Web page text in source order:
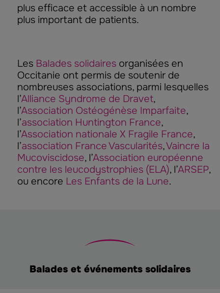
plus efficace et accessible à un nombre
plus important de patients.
Les Balades solidaires organisées en
Occitanie ont permis de soutenir de
nombreuses associations, parmi lesquelles
l’Alliance Syndrome de Dravet,
l’Association Ostéogénèse Imparfaite,
l’association Huntington France,
l’Association nationale X Fragile France,
l’association France Vascularités,Vaincre la
Mucoviscidose, l’Association européenne
contre les leucodystrophies (ELA), l’ARSEP,
ou encore Les Enfants de la Lune.
Balades et événements solidaires